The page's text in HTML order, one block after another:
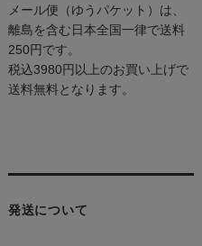
メール便（ゆうパケット）は、
離島を含む日本全国一律で送料
250円です。
税込3980円以上のお買い上げで
送料無料となります。
発送について